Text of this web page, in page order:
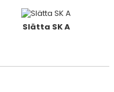
Slätta SK A